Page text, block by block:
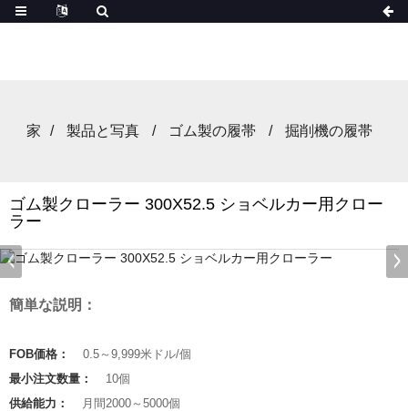
家 製品と写真 ゴム製の履帯 掘削機の履帯
ゴム製クローラー 300X52.5 ショベルカー用クロー
ラー
簡単な説明：
FOB価格：
0.5～9,999米ドル/個
最小注文数量：
10個
供給能力：
月間2000～5000個